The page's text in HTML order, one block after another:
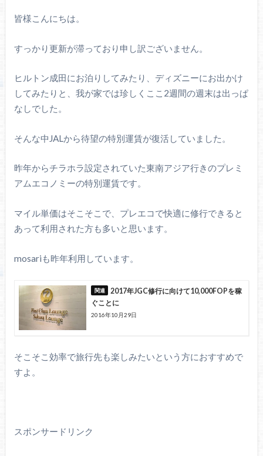
皆様こんにちは。
すっかり更新が滞っており申し訳ございません。
ヒルトン成田にお泊りしてみたり、ディズニーにお出かけ
してみたりと、我が家では珍しくここ2週間の週末は出っぱ
なしでした。
そんな中JALから待望の特別運賃が復活していました。
昨年からチラホラ設定されていた東南アジア行きのプレミ
アムエコノミーの特別運賃です。
マイル単価はそこそこで、プレエコで快適に修行できると
あって利用された方も多いと思います。
mosariも昨年利用しています。
2017年JGC修行に向けて10,000FOPを稼
ぐことに
2016年10月29日
そこそこ効率で旅行先も楽しみたいという方におすすめで
すよ。
スポンサードリンク